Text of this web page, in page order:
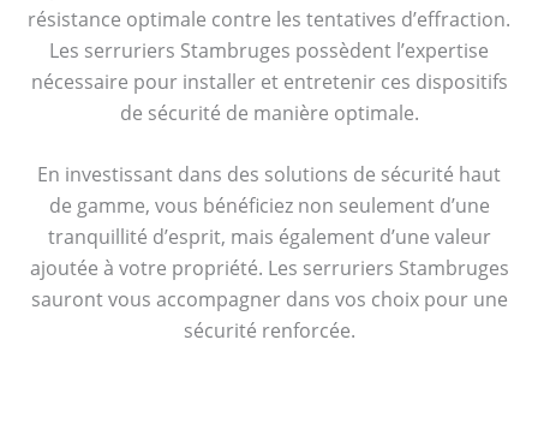
résistance optimale contre les tentatives d’effraction.
Les serruriers Stambruges possèdent l’expertise
nécessaire pour installer et entretenir ces dispositifs
de sécurité de manière optimale.
En investissant dans des solutions de sécurité haut
de gamme, vous bénéficiez non seulement d’une
tranquillité d’esprit, mais également d’une valeur
ajoutée à votre propriété. Les serruriers Stambruges
sauront vous accompagner dans vos choix pour une
sécurité renforcée.